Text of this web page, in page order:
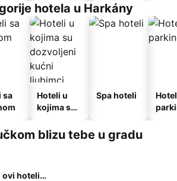
hotela u Harkány
sa
Hoteli u
kojima su
kućni
ljubimci
Spa hoteli
blizu tebe u gradu
ovi hoteli…